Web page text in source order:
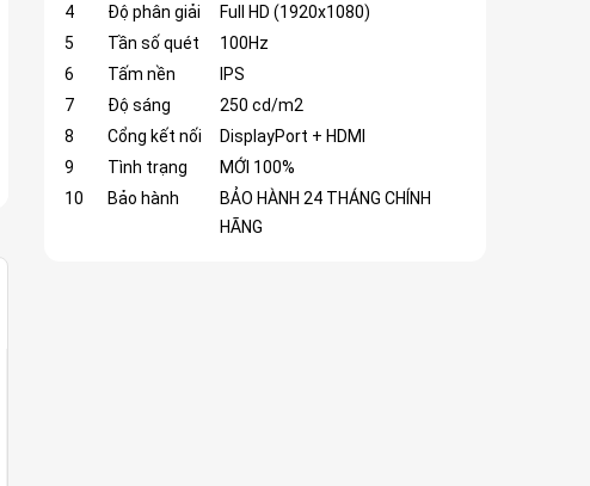
4
Độ phân giải
Full HD (1920x1080)
5
Tần số quét
100Hz
6
Tấm nền
IPS
7
Độ sáng
250 cd/m2
8
Cổng kết nối
DisplayPort + HDMI
9
Tình trạng
MỚI 100%
10
Bảo hành
BẢO HÀNH 24 THÁNG CHÍNH
HÃNG